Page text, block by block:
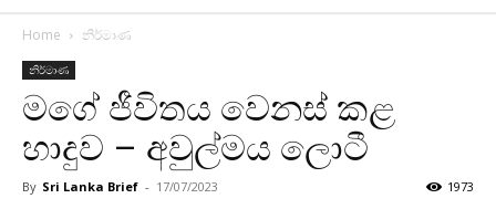
Home නිර්මාණ
නිර්මාණ
මගේ ජීවිතය වෙනස් කළ
හාදුව – අවුල්මය ලොටී
By Sri Lanka Brief - 17/07/2023 1973